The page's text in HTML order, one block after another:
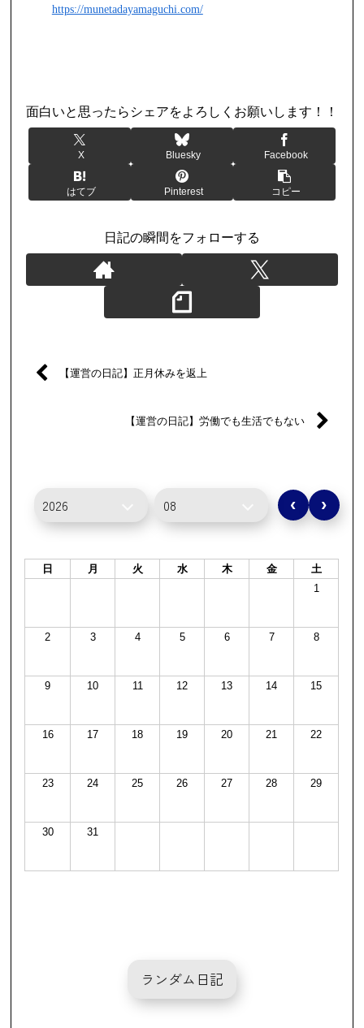
https://munetadayamaguchi.com/
面白いと思ったらシェアをよろしくお願いします！！
X Bluesky Facebook
はてブ Pinterest コピー
日記の瞬間をフォローする
【運営の日記】正月休みを返上
【運営の日記】労働でも生活でもない
‹ ›
日 月 火 水 木 金
土
1
2 3 4 5 6 7 8
9 10 11 12 13 14 15
16 17 18 19 20 21 22
23 24 25 26 27 28 29
30 31
ランダム日記